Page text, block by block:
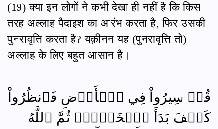
(19) क्या इन लोगों ने कभी देखा ही नहीं है कि किस
तरह अल्लाह पैदाइश का आरंभ करता है, फिर उसकी
पुनरावृत्ति करता है? यक़ीनन यह (पुनरावृत्ति तो)
अल्लाह के लिए बहुत आसान है।
قُلۡ سِيرُواْ فِي ٱلۡأَرۡضِ فَٱنظُرُواْ
كَيۡفَ بَدَأَ ٱلۡخَلۡقَۚ ثُمَّ ٱللَّهُ